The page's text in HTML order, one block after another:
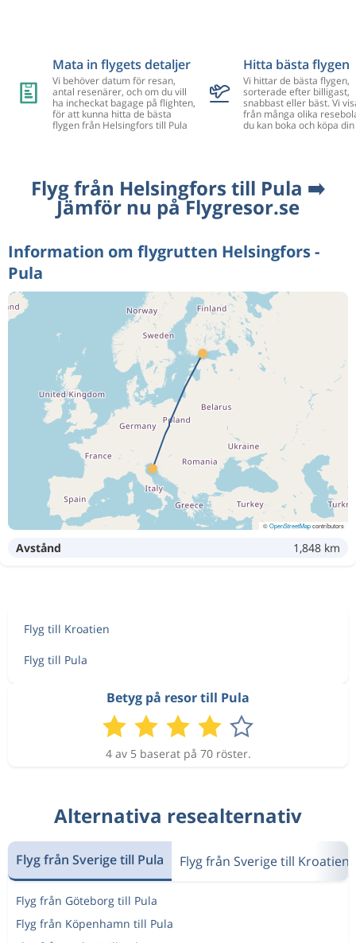
Mata in flygets detaljer
Vi behöver datum för resan,
antal resenärer, och om du vill
ha incheckat bagage på flighten,
för att kunna hitta de bästa
flygen från Helsingfors till Pula
Hitta bästa flygen
Vi hittar de bästa flygen,
sorterade efter billigast,
snabbast eller bäst. Vi
från många olika
du kan boka och köpa
Flyg från Helsingfors till Pula ➡️
Jämför nu på Flygresor.se
Information om flygrutten Helsingfors -
Pula
©OpenStreetMapcontributors
Avstånd 1,848 km
Flyg till Kroatien
Flyg till Pula
Betyg på resor till Pula
4 av 5 baserat på 70 röster.
Alternativa resealternativ
Flyg från Sverige till Pula Flyg från Sverige till Kroatien
Flyg från Göteborg till Pula
Flyg från Köpenhamn till Pula